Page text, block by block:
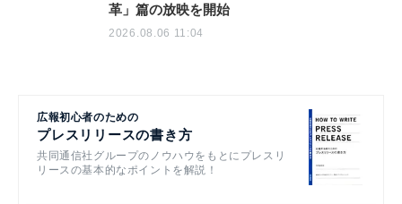
革」篇の放映を開始
2026.08.06 11:04
広報初心者のための
プレスリリースの書き方
共同通信社グループのノウハウをもとにプレスリ
リースの基本的なポイントを解説！